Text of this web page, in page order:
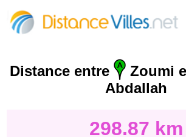
Distance entre Zoumi
Abdallah
298.87 km